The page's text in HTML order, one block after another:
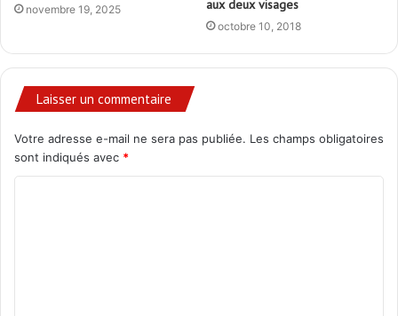
novembre 19, 2025 aux deux visages
octobre 10, 2018
Laisser un commentaire
Votre adresse e-mail ne sera pas publiée. Les champs obligatoires
sont indiqués avec *